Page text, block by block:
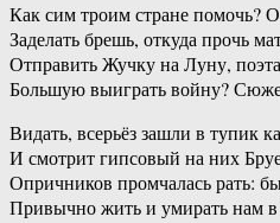
Как сим троим стране помочь?
Заделать брешь, откуда прочь
Отправить Жучку на Луну,
Большую выиграть войну?
Видать, всерьёз зашли в тупик
И смотрит гипсовый на них
Опричников промчалась рать:
Привычно жить и умирать нам